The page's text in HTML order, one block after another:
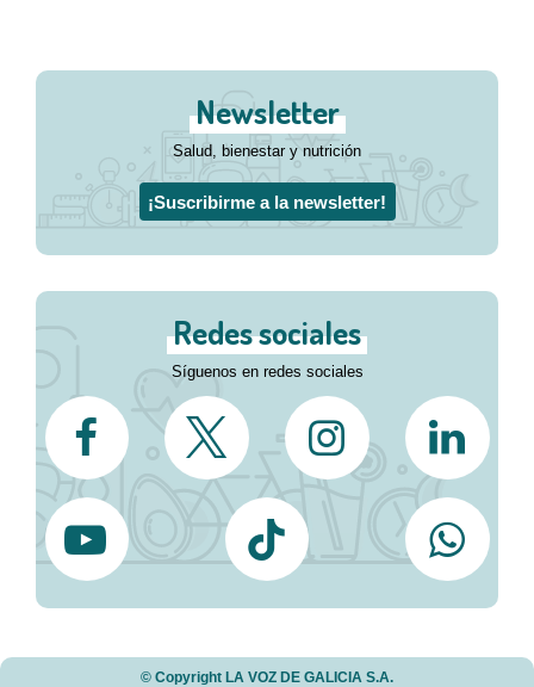
Newsletter
Salud, bienestar y nutrición
¡Suscribirme a la newsletter!
Redes sociales
Síguenos en redes sociales
© Copyright LA VOZ DE GALICIA S.A.